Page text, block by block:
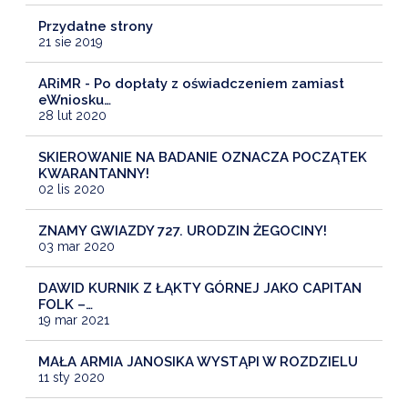
Przydatne strony
21 sie 2019
ARiMR - Po dopłaty z oświadczeniem zamiast
eWniosku…
28 lut 2020
SKIEROWANIE NA BADANIE OZNACZA POCZĄTEK
KWARANTANNY!
02 lis 2020
ZNAMY GWIAZDY 727. URODZIN ŻEGOCINY!
03 mar 2020
DAWID KURNIK Z ŁĄKTY GÓRNEJ JAKO CAPITAN
FOLK –…
19 mar 2021
MAŁA ARMIA JANOSIKA WYSTĄPI W ROZDZIELU
11 sty 2020